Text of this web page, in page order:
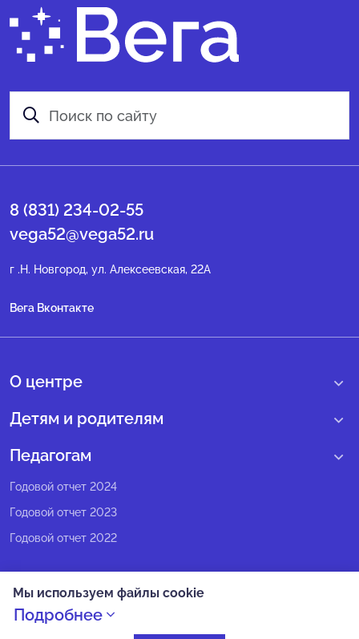
8 (831) 234-02-55
vega52@vega52.ru
г .Н. Новгород, ул. Алексеевская, 22А
Вега Вконтакте
О центре
О нас
Структура регионального центра
Педагогический состав
Попечительский совет
Экспертный совет
СМИ о нас
Новости
Детям и родителям
Учебные интенсивные сборы
Календарь всех событий
Педагогам
Программы Веги
Программы Сириус
Методические рекомендации
Годовой отчет 2024
Годовой отчет 2023
Годовой отчет 2022
Политика конфиденциальности
Оплата
Мы используем файлы cookie
Подробнее